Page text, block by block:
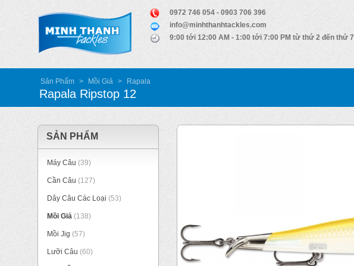
0972 746 054 - 0903 706 396
info@minhthanhtackles.com
9:00 tới 12:00 AM - 1:00 tới 7:00 PM từ thứ 2 đến thứ 7
Sản Phẩm > Mồi Giả > Rapala
Rapala Ripstop 12
SẢN PHẨM
Máy Câu (39)
Cần Câu (127)
Dây Câu Các Loại (53)
Mồi Giả (138)
Mồi Jig (57)
Lưỡi Câu (60)